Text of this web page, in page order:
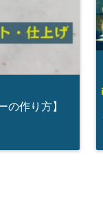
の作り方】